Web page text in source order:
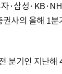
·삼성
사의 올해 1분
분기인 지난해